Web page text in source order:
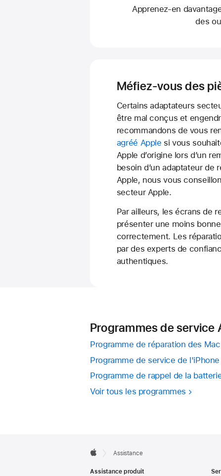
Apprenez-en
des
Méfiez-vous des
Certains adaptateurs
être mal conçus et
recommandons de vous
agréé Apple si vous
Apple d’origine lors d’un
besoin d’un adaptateur de
Apple, nous vous
secteur Apple.
Par ailleurs, les écrans de
présenter une moins
correctement. Les
par des experts de
authentiques.
Programmes de service
Programme de réparation des
Programme de service de
Programme de rappel de la
Voir tous les programmes
FooterAssistance
Assistance produit